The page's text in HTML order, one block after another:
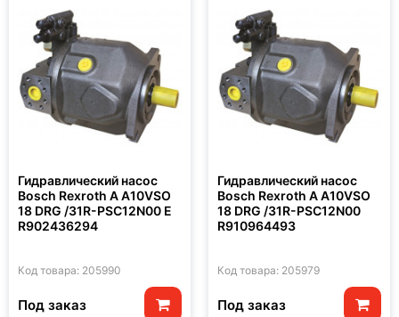
Гидравлический насос
Bosch Rexroth A A10VSO
18 DRG /31R-PSC12N00 E
R902436294
Код товара: 205990
Под заказ
Гидравлический насос
Bosch Rexroth A A10VSO
18 DRG /31R-PSC12N00
R910964493
Код товара: 205979
Под заказ